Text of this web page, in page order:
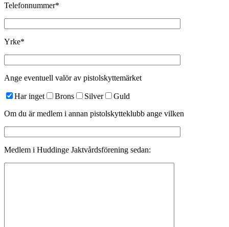
Telefonnummer*
Yrke*
Ange eventuell valör av pistolskyttemärket
Har inget Brons Silver
Guld
Om du är medlem i annan pistolskytteklubb ange vilken
Medlem i Huddinge Jaktvårdsförening sedan: